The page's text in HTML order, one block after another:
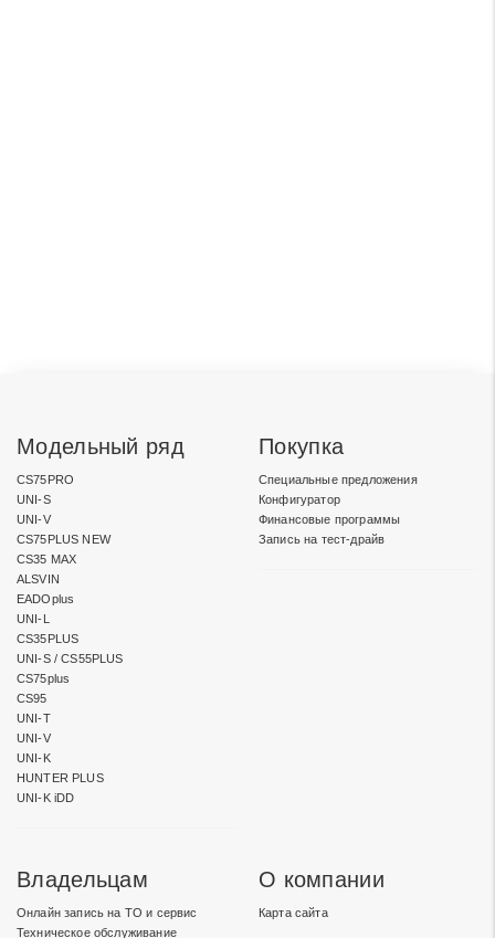
Модельный ряд
CS75PRO
UNI-S
UNI-V
CS75PLUS NEW
CS35 MAX
ALSVIN
EADOplus
UNI-L
CS35PLUS
UNI-S / CS55PLUS
CS75plus
CS95
UNI-T
UNI-V
UNI-K
HUNTER PLUS
UNI-K iDD
Покупка
Специальные предложения
Конфигуратор
Финансовые программы
Запись на тест-драйв
Владельцам
Онлайн запись на ТО и сервис
Техническое обслуживание
О компании
Карта сайта